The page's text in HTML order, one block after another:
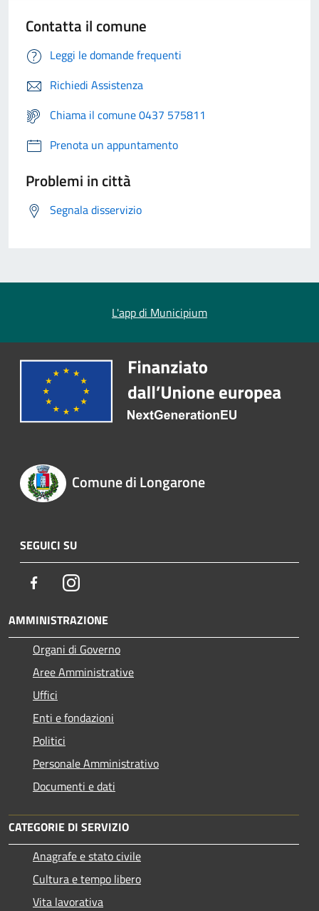
Contatta il comune
Leggi le domande frequenti
Richiedi Assistenza
Chiama il comune 0437 575811
Prenota un appuntamento
Problemi in città
Segnala disservizio
L'app di Municipium
Comune di Longarone
SEGUICI SU
FacebookInstagram
AMMINISTRAZIONE
Organi di Governo
Aree Amministrative
Uffici
Enti e fondazioni
Politici
Personale Amministrativo
Documenti e dati
CATEGORIE DI SERVIZIO
Anagrafe e stato civile
Cultura e tempo libero
Vita lavorativa